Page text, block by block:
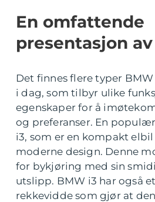
En omfattende
presentasjon
Det finnes flere typer
i dag, som tilbyr ulike
egenskaper for å
og preferanser. En
i3, som er en kompakt
moderne design. Denne
for bykjøring med sin
utslipp. BMW i3 har også
rekkevidde som gjør at